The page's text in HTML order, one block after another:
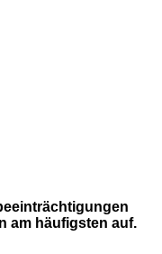
am häufigsten auf.